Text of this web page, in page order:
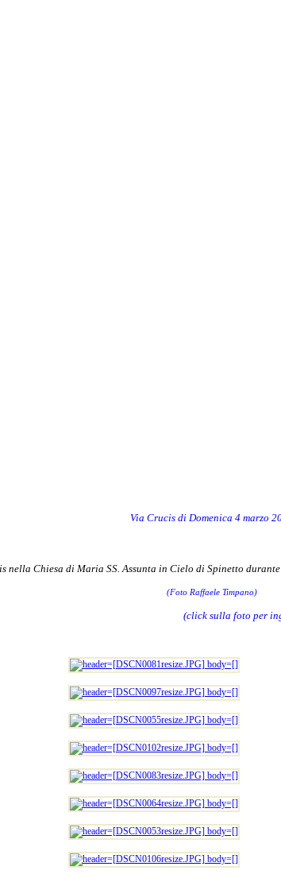
Via Crucis di Domenica 4 marzo
nella Chiesa di Maria SS. Assunta in Cielo di Spinetto
(Foto Raffaele Timpano)
(click sulla foto per